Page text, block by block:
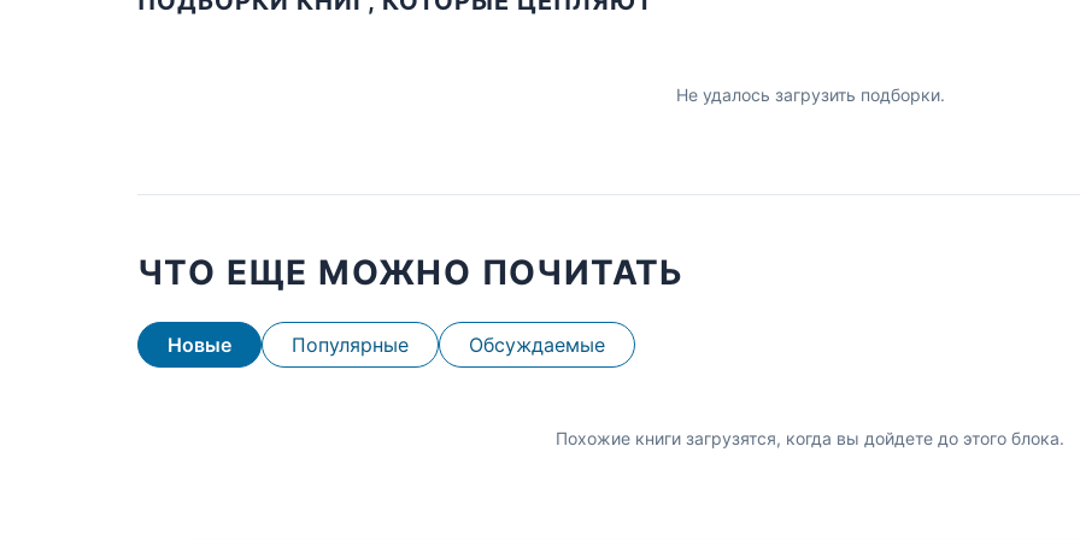
Не удалось загрузить подборки.
ЧТО ЕЩЕ МОЖНО ПОЧИТАТЬ
Новые Популярные Обсуждаемые
Похожие книги загрузятся, когда вы дойдете до этого блока.